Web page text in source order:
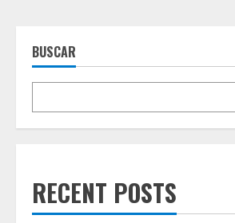
BUSCAR
RECENT POSTS